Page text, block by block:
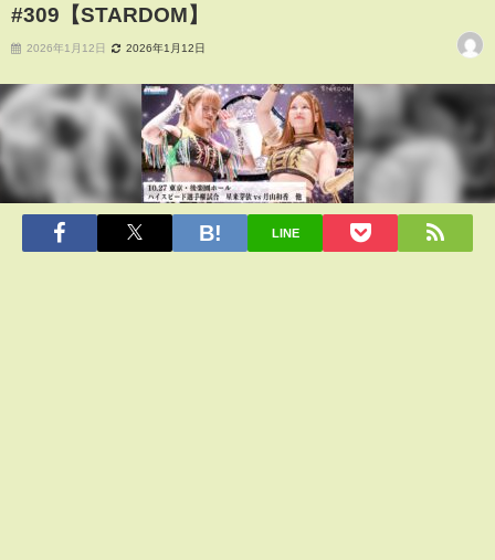
#309【STARDOM】
2026年1月12日 2026年1月12日
LINE